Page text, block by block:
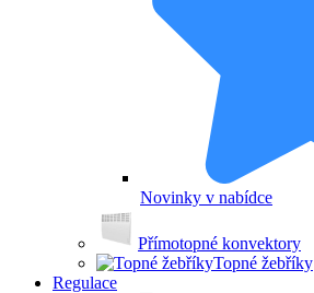
Novinky v nabídce
Přímotopné konvektory
Topné žebříky
Regulace